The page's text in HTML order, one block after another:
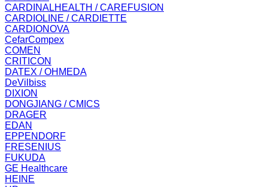
CARDINALHEALTH / CAREFUSION
CARDIOLINE / CARDIETTE
CARDIONOVA
CefarCompex
COMEN
CRITICON
DATEX / OHMEDA
DeVilbiss
DIXION
DONGJIANG / CMICS
DRAGER
EDAN
EPPENDORF
FRESENIUS
FUKUDA
GE Healthcare
HEINE